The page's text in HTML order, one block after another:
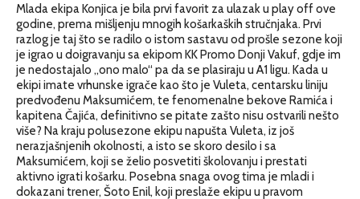
Mlada ekipa Konjica je bila prvi favorit za ulazak u play off ove
godine, prema mišljenju mnogih košarkaških stručnjaka. Prvi
razlog je taj što se radilo o istom sastavu od prošle sezone koji
je igrao u doigravanju sa ekipom KK Promo Donji Vakuf, gdje im
je nedostajalo „ono malo“ pa da se plasiraju u A1 ligu. Kada u
ekipi imate vrhunske igrače kao što je Vuleta, centarsku liniju
predvođenu Maksumićem, te fenomenalne bekove Ramića i
kapitena Čajića, definitivno se pitate zašto nisu ostvarili nešto
više? Na kraju polusezone ekipu napušta Vuleta, iz još
nerazjašnjenih okolnosti, a isto se skoro desilo i sa
Maksumićem, koji se želio posvetiti školovanju i prestati
aktivno igrati košarku. Posebna snaga ovog tima je mladi i
dokazani trener, Šoto Enil, koji preslaže ekipu u pravom